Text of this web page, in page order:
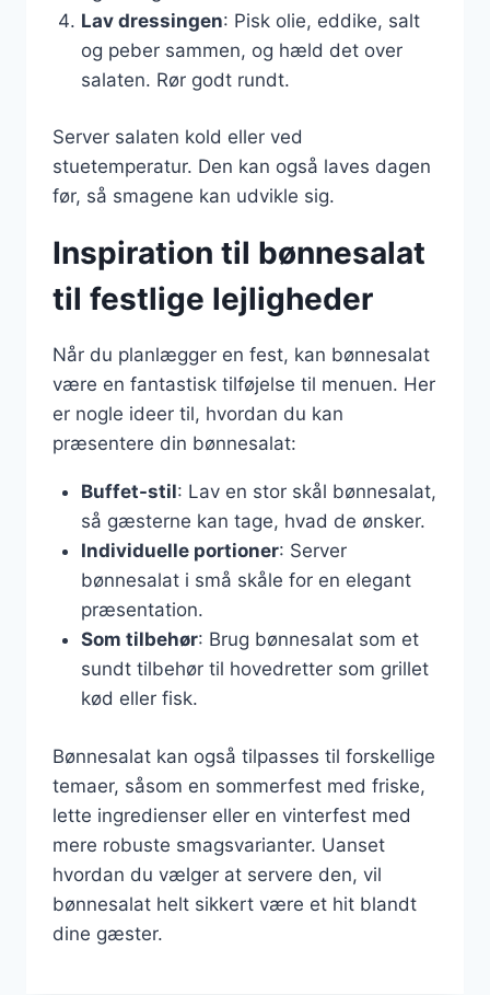
Lav dressingen: Pisk olie, eddike, salt
og peber sammen, og hæld det over
salaten. Rør godt rundt.
Server salaten kold eller ved
stuetemperatur. Den kan også laves dagen
før, så smagene kan udvikle sig.
Inspiration til bønnesalat
til festlige lejligheder
Når du planlægger en fest, kan bønnesalat
være en fantastisk tilføjelse til menuen. Her
er nogle ideer til, hvordan du kan
præsentere din bønnesalat:
Buffet-stil: Lav en stor skål bønnesalat,
så gæsterne kan tage, hvad de ønsker.
Individuelle portioner: Server
bønnesalat i små skåle for en elegant
præsentation.
Som tilbehør: Brug bønnesalat som et
sundt tilbehør til hovedretter som grillet
kød eller fisk.
Bønnesalat kan også tilpasses til forskellige
temaer, såsom en sommerfest med friske,
lette ingredienser eller en vinterfest med
mere robuste smagsvarianter. Uanset
hvordan du vælger at servere den, vil
bønnesalat helt sikkert være et hit blandt
dine gæster.